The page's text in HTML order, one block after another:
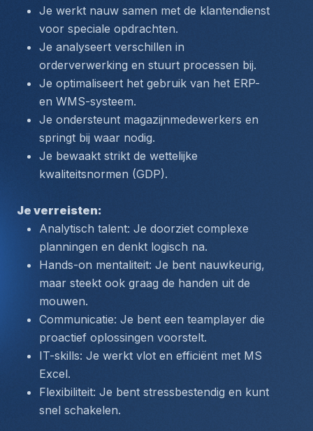
Je werkt nauw samen met de klantendienst
voor speciale opdrachten.
Je analyseert verschillen in
orderverwerking en stuurt processen bij.
Je optimaliseert het gebruik van het ERP-
en WMS-systeem.
Je ondersteunt magazijnmedewerkers en
springt bij waar nodig.
Je bewaakt strikt de wettelijke
kwaliteitsnormen (GDP).
Je verreisten:
Analytisch talent: Je doorziet complexe
planningen en denkt logisch na.
Hands-on mentaliteit: Je bent nauwkeurig,
maar steekt ook graag de handen uit de
mouwen.
Communicatie: Je bent een teamplayer die
proactief oplossingen voorstelt.
IT-skills: Je werkt vlot en efficiënt met MS
Excel.
Flexibiliteit: Je bent stressbestendig en kunt
snel schakelen.